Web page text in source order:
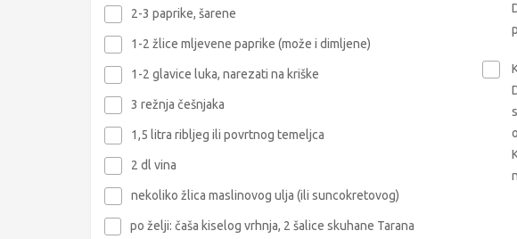
2-3 paprike, šarene
1-2 žlice mljevene paprike (može i dimljene)
1-2 glavice luka, narezati na kriške
3 režnja češnjaka
1,5 litra ribljeg ili povrtnog temeljca
2 dl vina
nekoliko žlica maslinovog ulja (ili suncokretovog)
po želji: čaša kiselog vrhnja, 2 šalice skuhane Tarana